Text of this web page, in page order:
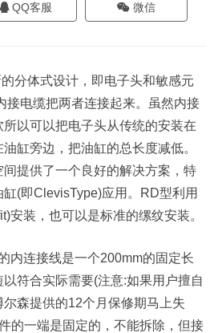
QQ客服 微信
分体式设计，即电子头和敏感元
接电缆把两者连接起来。虽然内接
以可以把电子头从传统的安装在
缸旁边，把油缸的总长度减低。
提供了一个良好的解决方案，特
(即ClevisType)应用。RD型利用
安装，也可以是标准的缧纹安装。
内连接线是一个200mm的固定长
符合实际需要(注意:如果用户擅自
森提供的12个月保修期马上失
的一端是固定的，不能拆除，但接